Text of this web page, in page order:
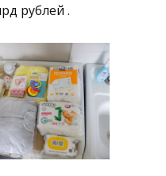
рублей .